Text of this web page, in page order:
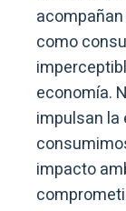
como
economía.
impulsan la
impacto